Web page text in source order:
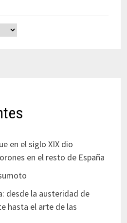
en el siglo XIX dio
en el resto de España
desde la austeridad de
hasta el arte de las